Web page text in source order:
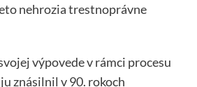
nehrozia trestnoprávne
výpovede v rámci procesu
znásilnil v 90. rokoch